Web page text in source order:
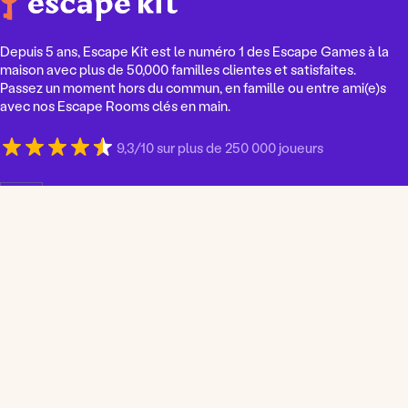
Depuis 5 ans, Escape Kit est le numéro 1 des Escape Games à la
maison avec plus de 50,000 familles clientes et satisfaites.
Passez un moment hors du commun, en famille ou entre ami(e)s
avec nos Escape Rooms clés en main.
9,3/10 sur plus de 250 000 joueurs
C